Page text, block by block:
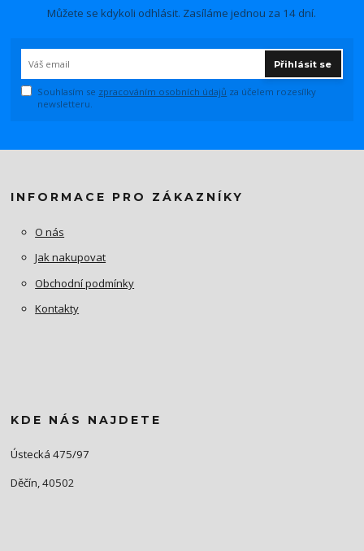
Můžete se kdykoli odhlásit. Zasíláme jednou za 14 dní.
Přihlásit se
Souhlasím se zpracováním osobních údajů za účelem rozesílky
newsletteru.
INFORMACE PRO ZÁKAZNÍKY
O nás
Jak nakupovat
Obchodní podmínky
Kontakty
KDE NÁS NAJDETE
Ústecká 475/97
Děčín, 40502